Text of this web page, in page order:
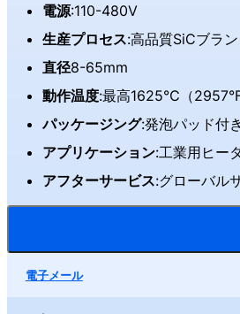
電源:110-480V
生産プロセス:高品質SiCブラ
直径8-65mm
動作温度:最高1625℃（2957°F
パッケージング:発泡パッド付
アプリケーション:工業用ヒー
アフターサービス:グローバル
電子メール